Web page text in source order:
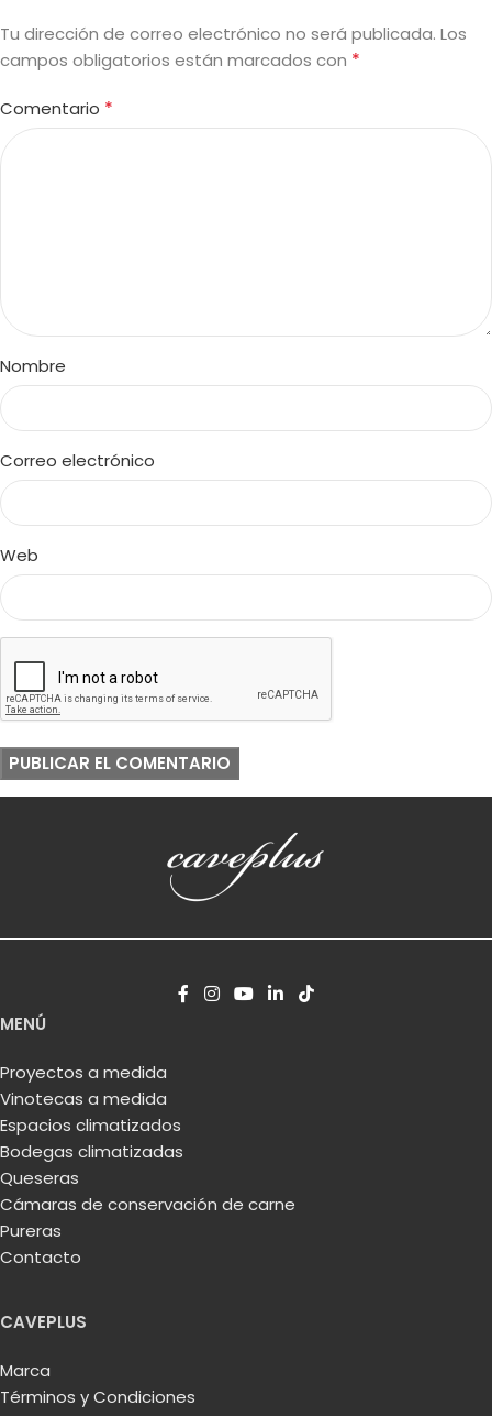
Tu dirección de correo electrónico no será publicada. Los
campos obligatorios están marcados con *
Comentario *
Nombre
Correo electrónico
Web
MENÚ
Proyectos a medida
Vinotecas a medida
Espacios climatizados
Bodegas climatizadas
Queseras
Cámaras de conservación de carne
Pureras
Contacto
CAVEPLUS
Marca
Términos y Condiciones